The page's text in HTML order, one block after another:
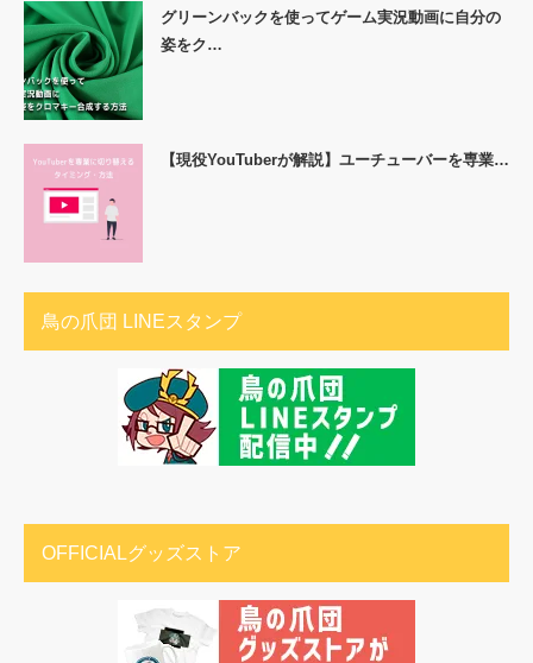
グリーンバックを使ってゲーム実況動画に自分の
姿をク…
【現役YouTuberが解説】ユーチューバーを専業…
鳥の爪団 LINEスタンプ
OFFICIALグッズストア